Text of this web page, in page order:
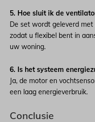
5. Hoe sluit ik de
De set wordt geleverd
zodat u flexibel bent in
uw woning.
6. Is het systeem
Ja, de motor en
een laag energieverbruik.
Conclusie